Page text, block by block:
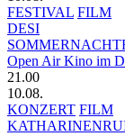
FESTIVAL FILM
DESI
Open Air Kino im
21.00
10.08.
KONZERT FILM